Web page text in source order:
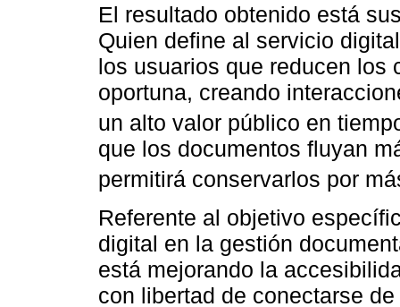
El resultado obtenido está
Quien define al servicio
los usuarios que reducen los
oportuna, creando
un alto valor público en
que los documentos fluyan
permitirá conservarlos por
Referente al objetivo
digital en la gestión
está mejorando la
con libertad de conectarse